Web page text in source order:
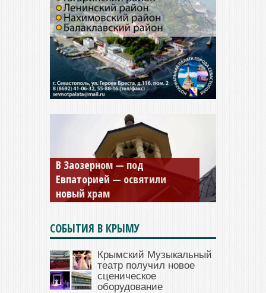
Мужской монастырь Косьмы
и Дамиана в Крыму вновь
открыт для посещения
СОБЫТИЯ В КРЫМУ
Крымский Музыкальный
театр получил новое
сценическое
оборудование